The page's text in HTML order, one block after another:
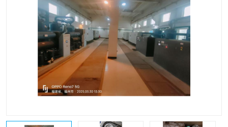
美国寿力空压机零部件 英格索兰离心机空滤芯
英格索兰COOPER离心机 库伯卡麦隆离心机零件
微电脑控制器 离心式压缩机高速转子组
复盛离心机零件 中冷耐高温气侧密封胶垫